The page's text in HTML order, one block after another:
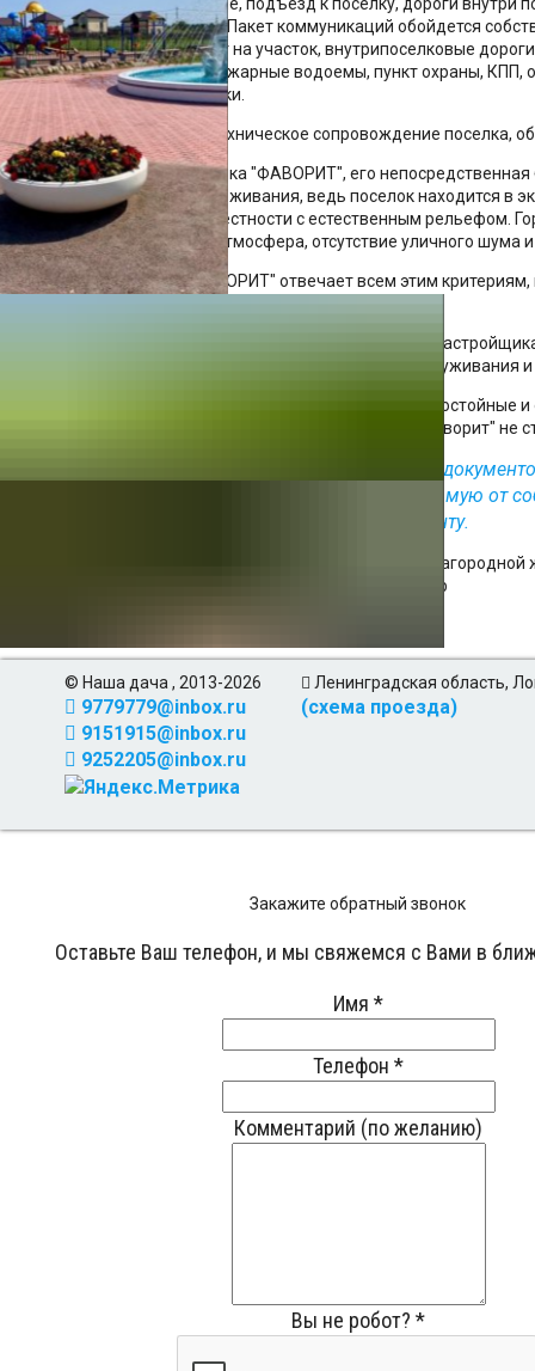
посёлка (электроснабжение, подъезд к поселку, дороги
инфраструктурой поселка. Пакет коммуникаций обойдется
электромощностей - 10 кВт на участок, внутрипоселковые
площадки, зоны отдыха, пожарные водоемы, пункт охраны, КПП,
мусоросборочные площадки.
Обслуживание, охрана и техническое сопровождение поселка,
Месторасположение поселка "ФАВОРИТ", его непосредственная
место для постоянного проживания, ведь поселок находится в
пейзажей, на холмистой местности с естественным рельефом.
чистый воздух, здоровая атмосфера, отсутствие уличного
Коттеджный поселок "ФАВОРИТ" отвечает всем этим
Организованный коттеджный поселок от известного
соблюдении сроков строительства, организации обслуживания
Все проекты ГК Наша Дача - это сбалансированные,
соотношение качества и заявленной стоимости. И "Фаворит" не
Каждый участок имеет полный комплект
Продажа участков осуществляются напрямую от
Индивидуальный подход к каждому клиенту.
Мы поможем осуществить Вашу мечту о счастливой
юридическая чистота сделки - Ваш правильный выбор
© Наша дача , 2013-2026
9779779@inbox.ru
9151915@inbox.ru
9252205@inbox.ru
Ленинградская область,
(схема проезда)
Закажите обратный звонок
Оставьте Ваш телефон, и мы свяжемся с Вами в
Имя *
Телефон *
Комментарий (по желанию)
Вы не робот? *